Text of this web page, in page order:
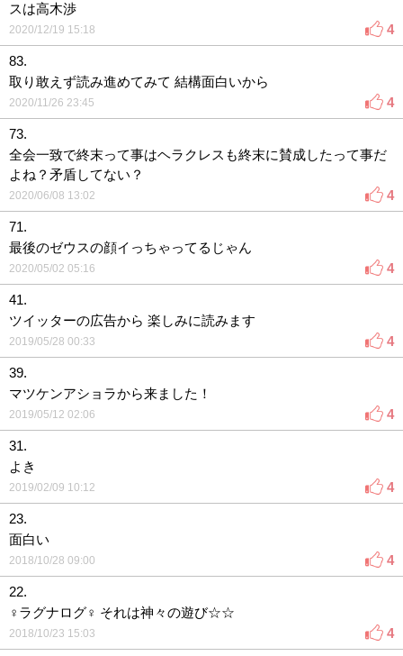
スは高木渉
2020/12/19 15:18 4
83.
取り敢えず読み進めてみて 結構面白いから
2020/11/26 23:45 4
73.
全会一致で終末って事はヘラクレスも終末に賛成したって事だ
よね？矛盾してない？
2020/06/08 13:02 4
71.
最後のゼウスの顔イっちゃってるじゃん
2020/05/02 05:16 4
41.
ツイッターの広告から 楽しみに読みます
2019/05/28 00:33 4
39.
マツケンアショラから来ました！
2019/05/12 02:06 4
31.
よき
2019/02/09 10:12 4
23.
面白い
2018/10/28 09:00 4
22.
♀ラグナログ♀ それは神々の遊び☆☆
2018/10/23 15:03 4